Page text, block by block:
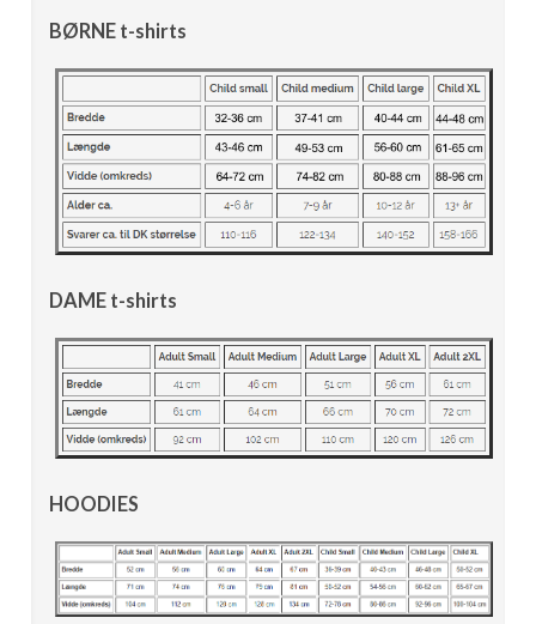
BØRNE t-shirts
DAME t-shirts
HOODIES